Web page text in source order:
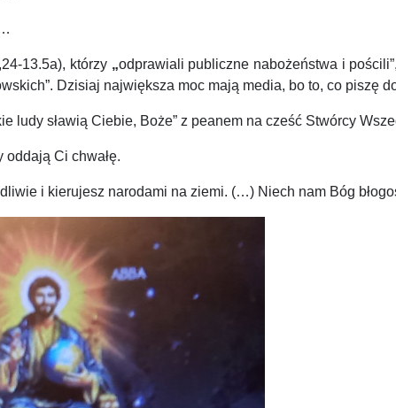
13.5a), którzy „odprawiali publiczne nabożeństwa i
Dzisiaj największa moc mają media, bo to, co piszę
ludy sławią Ciebie, Boże” z peanem na cześć Stwórcy
Ci chwałę.
i kierujesz narodami na ziemi. (…) Niech nam Bóg